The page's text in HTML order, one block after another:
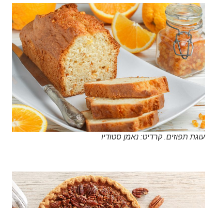
עוגת תפוזים. קרדיט: נאמן סטודיו